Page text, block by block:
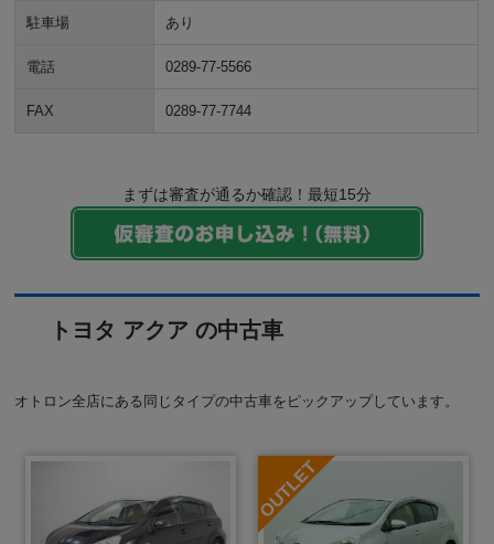
駐車場 あり
電話 0289-77-5566
FAX 0289-77-7744
まずは審査が通るか確認！最短15分
トヨタ アクア の中古車
オトロン全店にある同じタイプの中古車をピックアップしています。